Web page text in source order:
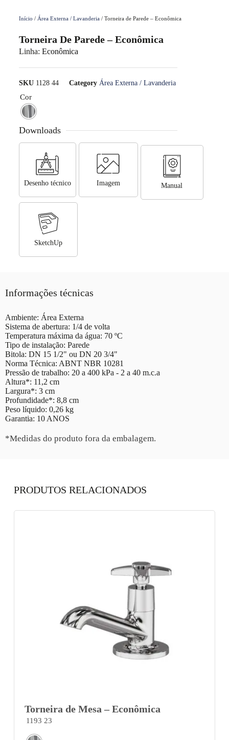
Início / Área Externa / Lavanderia/ Torneira de Parede – Econômica
Torneira De Parede – Econômica
Linha: Econômica
SKU 1128 44 Category Área Externa / Lavanderia
Cor
Downloads
Desenho técnico Imagem Manual
SketchUp
Informações técnicas
Ambiente: Área Externa
Sistema de abertura: 1/4 de volta
Temperatura máxima da água: 70 ºC
Tipo de instalação: Parede
Bitola: DN 15 1/2" ou DN 20 3/4"
Norma Técnica: ABNT NBR 10281
Pressão de trabalho: 20 a 400 kPa - 2 a 40 m.c.a
Altura*: 11,2 cm
Largura*: 3 cm
Profundidade*: 8,8 cm
Peso líquido: 0,26 kg
Garantia: 10 ANOS
*Medidas do produto fora da embalagem.
PRODUTOS RELACIONADOS
Torneira de Mesa – Econômica
1193 23